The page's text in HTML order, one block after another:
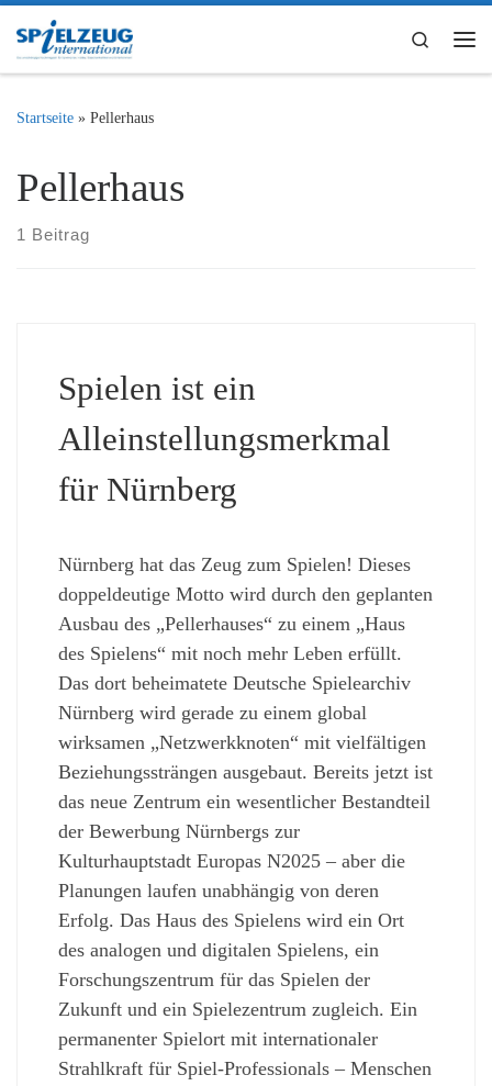
Zum Inhalt springen
Search
Startseite » Pellerhaus
Pellerhaus
1 Beitrag
Spielen ist ein
Alleinstellungsmerkmal
für Nürnberg
Nürnberg hat das Zeug zum Spielen! Dieses
doppeldeutige Motto wird durch den geplanten
Ausbau des „Pellerhauses“ zu einem „Haus
des Spielens“ mit noch mehr Leben erfüllt.
Das dort beheimatete Deutsche Spielearchiv
Nürnberg wird gerade zu einem global
wirksamen „Netzwerkknoten“ mit vielfältigen
Beziehungssträngen ausgebaut. Bereits jetzt ist
das neue Zentrum ein wesentlicher Bestandteil
der Bewerbung Nürnbergs zur
Kulturhauptstadt Europas N2025 – aber die
Planungen laufen unabhängig von deren
Erfolg. Das Haus des Spielens wird ein Ort
des analogen und digitalen Spielens, ein
Forschungszentrum für das Spielen der
Zukunft und ein Spielezentrum zugleich. Ein
permanenter Spielort mit internationaler
Strahlkraft für Spiel-Professionals – Menschen